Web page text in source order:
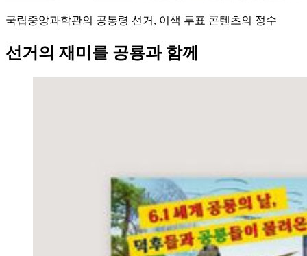
국립중앙과학관의 공통령 선거, 이색 투표 콘텐츠의 정수
선거의 재미를 공룡과 함께